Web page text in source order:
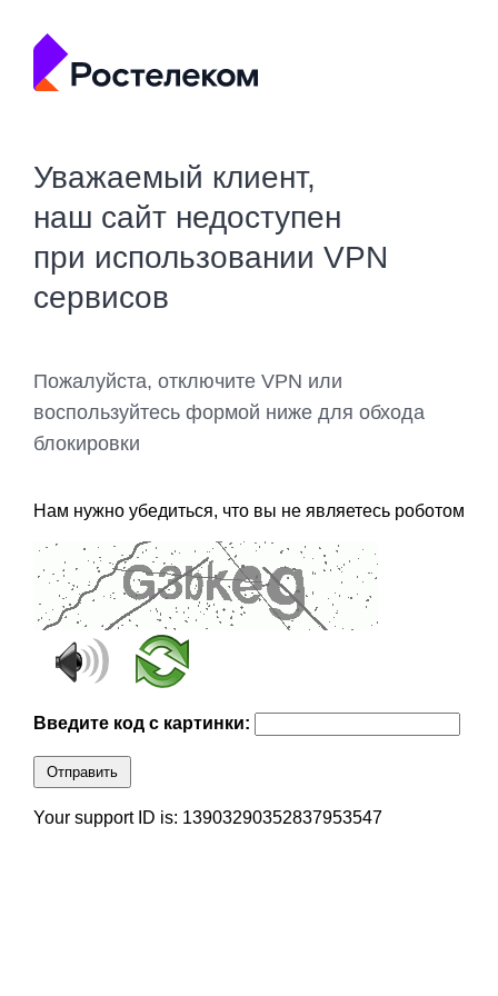
Уважаемый клиент,
наш сайт недоступен
при использовании VPN
сервисов
Пожалуйста, отключите VPN или
воспользуйтесь формой ниже для обхода
блокировки
Нам нужно убедиться, что вы не являетесь роботом
Введите код с картинки:
Отправить
Your support ID is: 13903290352837953547